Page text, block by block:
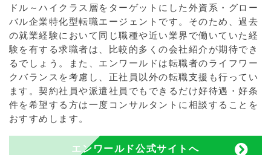
ドル～ハイクラス層をターゲットにした外資系・グロー
バル企業特化型転職エージェントです。そのため、過去
の就業経験において同じ職種や近い業界で働いていた経
験を有する求職者は、比較的多くの会社紹介が期待でき
るでしょう。また、エンワールドは転職者のライフワー
クバランスを考慮し、正社員以外の転職支援も行ってい
ます。契約社員や派遣社員でもできるだけ好待遇・好条
件を希望する方は一度コンサルタントに相談することを
おすすめします。
エンワールド公式サイトへ